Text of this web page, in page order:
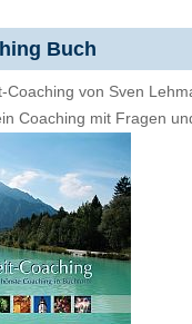
Buch
Coaching von Sven
Coaching mit Fragen